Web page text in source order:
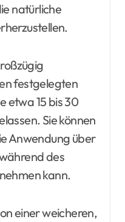
natürliche
festgelegten
etwa 15 bis 30
Sie können
Anwendung über
des
kann.
einer weicheren,